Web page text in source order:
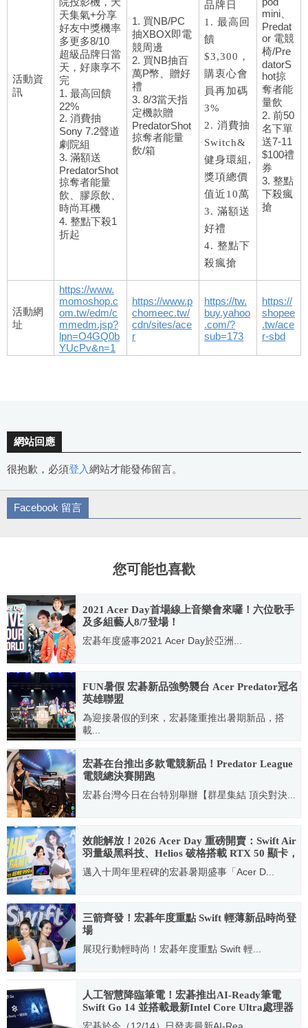
活動資
訊
天集氣+分享
好友中獎機率
多更多8/10
超級品牌日當
天，好康享不
完
1. 最高回饋
22%
2. 消費抽
Sony 7.2聲道
劇院組
3. 滿額送
PredatorShot
掠奪者能量
飲、膠原飲、
時尚耳機
4. 整點下殺1
折起
1. 買NB/PC
抽XBOX即電
競周邊
2. 買NB抽百
萬P幣、贈好
禮
3. 8/3當天指
定機款贈
PredatorShot
掠奪者能量
飲/箱
品牌日
1. 最高回
饋
$3,300，
購衷心會
員再加碼
3%
2. 消費抽
Switch&
健身環組,
獎項總價
值近10萬
3. 滿額送
好禮
4. 整點下
殺瘋搶
mini、
Predat
or 電競
椅/Pre
datorS
hot掠
奪者能
量飲
2. 前50
名下單
送7-11
$100禮
券
3. 整點
下殺瘋
搶
活動網
址
https://www.
momoshop.c
om.tw/edm/c
mmedm.jsp?
lpn=O4GQ0b
YUcPv&n=1
https://www.p
chomeec.tw/
cdn/sites/ace
r
https://tw.
buy.yahoo
.com/?
sub=173
https://
shopee
.tw/ace
r-sbd
網站回應
很抱歉，必須登入網站才能發佈留言。
Facebook 留言
您可能也喜歡
2021 Acer Day首場線上音樂會來囉！六位歌手
及多組藝人8/7登場！
宏碁年度盛事2021 Acer Day於亞洲...
2021.08.04
FUN暑假 宏碁新品強勢襲台 Acer Predator冠名
英雄聯盟
為迎接暑假的到來，宏碁隆重推出暑期新品，搭
載...
2017.07.12
宏碁在台推出多款電競新品！Predator League
電競總決賽開跑
宏碁台灣今日在台特別舉辦【群星集結 頂尖對決...
2021.04.09
效能解放！2026 Acer Day 重磅開賣：Swift Air
羽量級黑科技、Helios 破格搭載 RTX 50 顯卡，
登錄再抽 iPhone 18 Pro
邁入十周年里程碑的宏碁暑期盛事「Acer D...
2026.07.31
三箭齊發！宏碁年度重點 Swift 輕薄新品時尚登
場
展現行動輕時尚！宏碁年度重點 Swift 輕...
人工智慧降臨筆電！宏碁推出AI-Ready筆電
Swift Go 14 並搭載最新Intel Core Ultra處理器